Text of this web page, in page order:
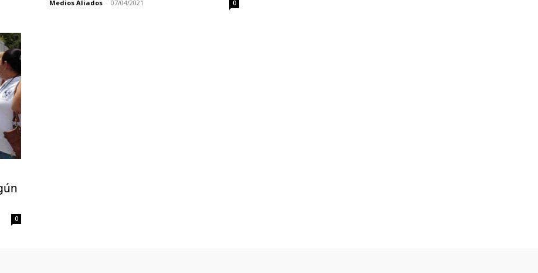
Medios Aliados - 07/04/2021 0
0